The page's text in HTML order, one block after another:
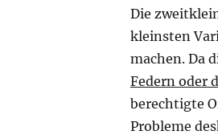
Die
kleinsten
machen. Da
Federn oder
berechtigte
Probleme